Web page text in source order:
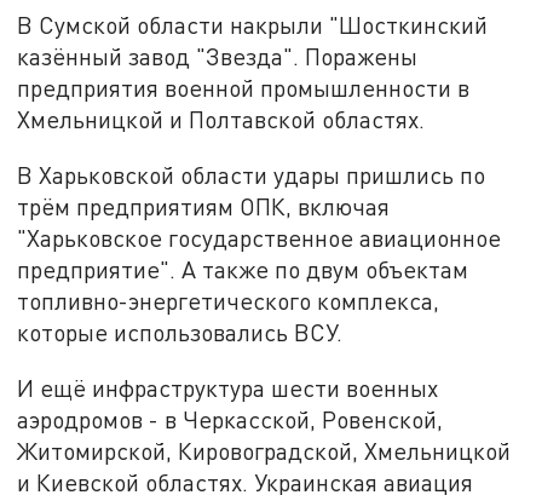
В Сумской области накрыли "Шосткинский
казённый завод "Звезда". Поражены
предприятия военной промышленности в
Хмельницкой и Полтавской областях.
В Харьковской области удары пришлись по
трём предприятиям ОПК, включая
"Харьковское государственное авиационное
предприятие". А также по двум объектам
топливно-энергетического комплекса,
которые использовались ВСУ.
И ещё инфраструктура шести военных
аэродромов - в Черкасской, Ровенской,
Житомирской, Кировоградской, Хмельницкой
и Киевской областях. Украинская авиация